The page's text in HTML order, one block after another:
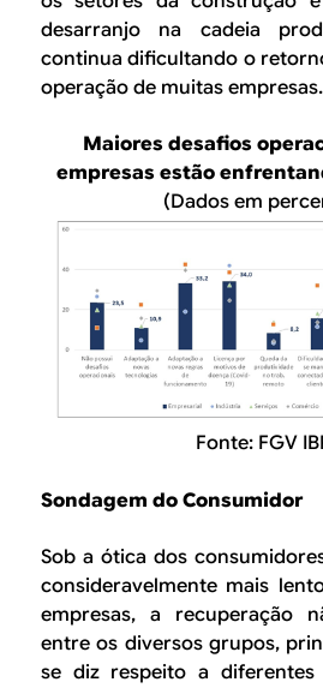
desarranjo na cadeia
continua dificultando o
operação de muitas empresas.
Maiores desafios
empresas estão
(Dados em
Fonte: FGV
Sondagem do Consumidor
Sob a ótica dos
consideravelmente mais
empresas, a recuperação
entre os diversos grupos,
se diz respeito a diferentes